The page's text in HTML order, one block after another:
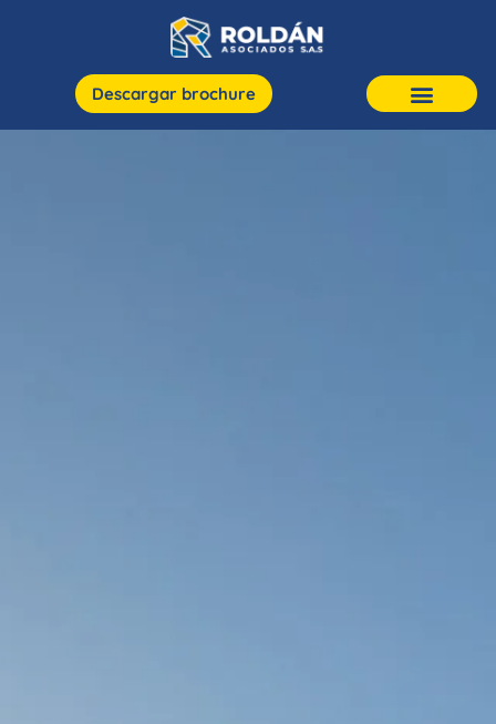
Descargar brochure